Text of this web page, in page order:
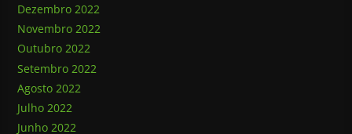
Dezembro 2022
Novembro 2022
Outubro 2022
Setembro 2022
Agosto 2022
Julho 2022
Junho 2022